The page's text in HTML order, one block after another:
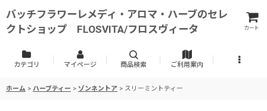
バッチフラワーレメディ・アロマ・ハーブのセレ
クトショップ FLOSVITA/フロスヴィータ
カート
カテゴリ マイページ 商品検索 ご利用案内
ホーム > ハーブティー > ゾンネントア > スリーミントティー